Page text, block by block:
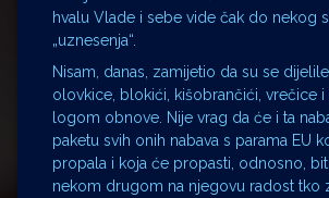
hvalu Vlade i sebe vide čak do nekog
„uznesenja“.
Nisam, danas, zamijetio da su se dijelile
olovkice, blokići, kišobrančići, vrečice i
logom obnove. Nije vrag da će i ta
paketu svih onih nabava s parama EU
propala i koja će propasti, odnosno,
nekom drugom na njegovu radost tko